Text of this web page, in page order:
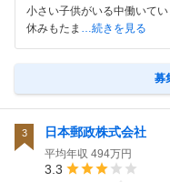
小さい子供がいる中働いて
休みもたま …続きを見る
募
3 日本郵政株式会社
平均年収 494万円
3.3